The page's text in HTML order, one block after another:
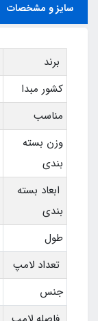
سایز و مشخصات
برند
کشور مبدا
مناسب
وزن بسته
بندی
ابعاد بسته
بندی
طول
تعداد لامپ
جنس